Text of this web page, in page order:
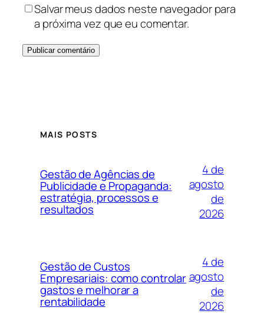
Salvar meus dados neste navegador para
a próxima vez que eu comentar.
MAIS POSTS
Gestão de Agências de
Publicidade e Propaganda:
estratégia, processos e
resultados
4 de
agosto
de
2026
Gestão de Custos
Empresariais: como controlar
gastos e melhorar a
rentabilidade
4 de
agosto
de
2026